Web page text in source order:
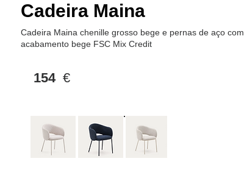
Cadeira Maina
Cadeira Maina chenille grosso bege e pernas de aço com
acabamento bege FSC Mix Credit
154 €